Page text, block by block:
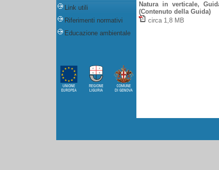
Link utili
Riferimenti normativi
Educazione ambientale
Natura in verticale,
(Contenuto della Guida)
circa 1,8 MB